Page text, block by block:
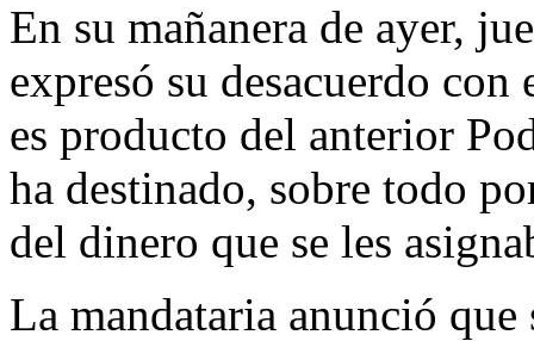
En su mañanera de ayer,
expresó su desacuerdo
es producto del anterior
ha destinado, sobre todo
del dinero que se les
La mandataria anunció